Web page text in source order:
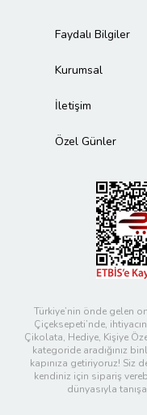
Faydalı Bilgiler
Kurumsal
İletişim
Özel Günler
Türkiye’nin önde gelen
Çiçeksepeti’nde,
Çikolata, Hediye, Kişiye
kategoride aradığınız
kapınıza getiriyoruz! Siz
kendiniz için sipariş
dünyasıyla